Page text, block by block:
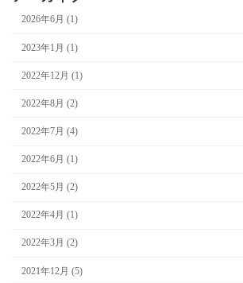
2026年6月 (1)
2023年1月 (1)
2022年12月 (1)
2022年8月 (2)
2022年7月 (4)
2022年6月 (1)
2022年5月 (2)
2022年4月 (1)
2022年3月 (2)
2021年12月 (5)